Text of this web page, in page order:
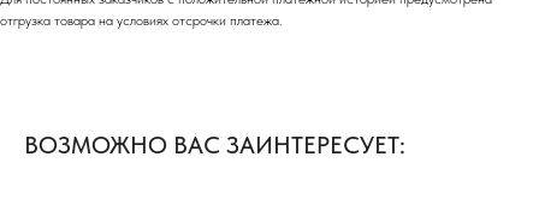
отгрузка товара на условиях отсрочки платежа.
ВОЗМОЖНО ВАС ЗАИНТЕРЕСУЕТ: